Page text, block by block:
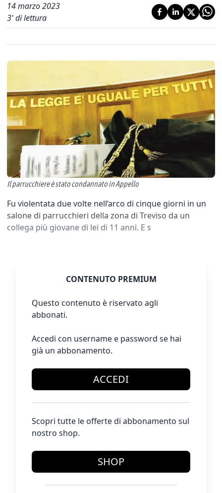
14 marzo 2023
3' di lettura
Il parrucchiere è stato condannato in Appello
Fu violentata due volte nell’arco di cinque giorni in un
salone di parrucchieri della zona di Treviso da un
collega più giovane di lei di 11 anni. E s
CONTENUTO PREMIUM
Questo contenuto è riservato agli
abbonati.
Accedi con username e password se hai
già un abbonamento.
ACCEDI
Scopri tutte le offerte di abbonamento sul
nostro shop.
SHOP